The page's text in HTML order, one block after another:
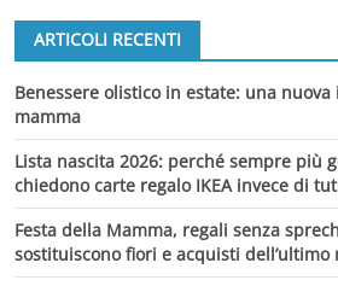
ARTICOLI RECENTI
Benessere olistico in estate: una
mamma
Lista nascita 2026: perché sempre più
chiedono carte regalo IKEA invece di
Festa della Mamma, regali senza
sostituiscono fiori e acquisti dell’ultimo